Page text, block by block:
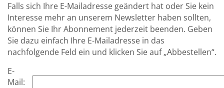
Falls sich Ihre E-Mailadresse geändert hat oder Sie kein
Interesse mehr an unserem Newsletter haben sollten,
können Sie Ihr Abonnement jederzeit beenden. Geben
Sie dazu einfach Ihre E-Mailadresse in das
nachfolgende Feld ein und klicken Sie auf „Abbestellen“.
E-
Mail: